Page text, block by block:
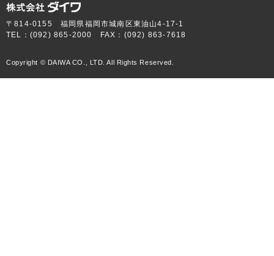
〒814-0155 福岡県福岡市城南区東油山4-17-1
TEL：(092) 865-2000 FAX：(092) 863-7618
Copyright © DAIWA CO., LTD. All Rights Reserved.